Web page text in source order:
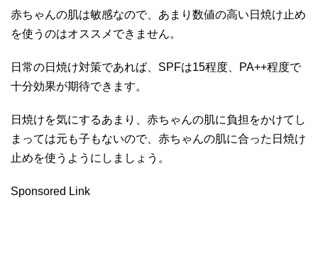
赤ちゃんの肌は敏感なので、あまり数値の高い日焼け止め
を使うのはオススメできません。
日常の日焼け対策であれば、SPFは15程度、PA++程度で
十分効果が期待できます。
日焼けを気にするあまり、赤ちゃんの肌に負担をかけてし
まっては元も子もないので、赤ちゃんの肌に合った日焼け
止めを使うようにしましょう。
Sponsored Link